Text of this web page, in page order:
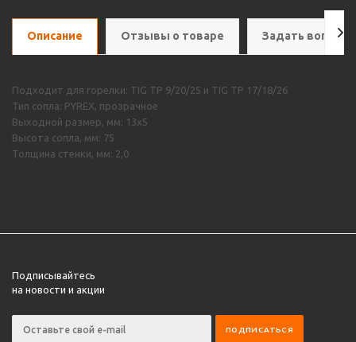
Описание Отзывы о товаре Задать вопрос
Подходит для горелки: TIG TP 9/20/25 и TIG TP 17/18/26
Тип сопла: PYREX, прозрачное
Выходной размер, мм: 13х5
Высота сопла, мм: 75
Толщина стенки, мм: 2,0
Подписывайтесь
на новости и акции